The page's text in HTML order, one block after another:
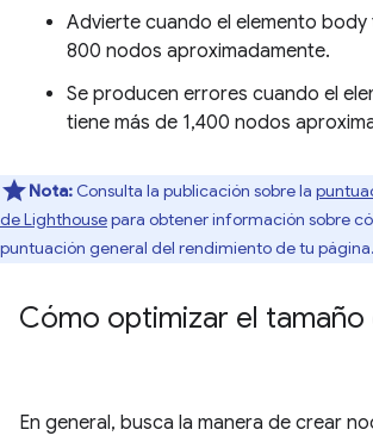
Advierte cuando el elemento body
800 nodos aproximadamente.
Se producen errores cuando el
tiene más de 1,400 nodos
Nota: Consulta la publicación sobre la
de Lighthousepara obtener información sobre
puntuación general del rendimiento de tu página.
Cómo optimizar el tamaño
En general, busca la manera de crear